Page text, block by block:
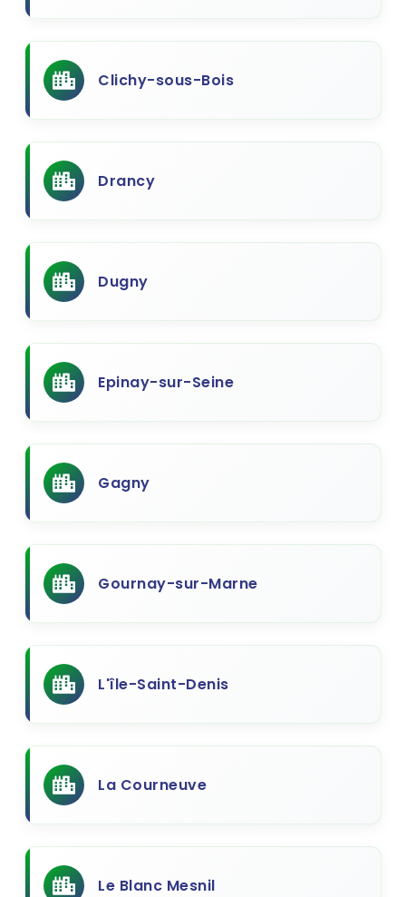
Clichy-sous-Bois
Drancy
Dugny
Epinay-sur-Seine
Gagny
Gournay-sur-Marne
L'île-Saint-Denis
La Courneuve
Le Blanc Mesnil